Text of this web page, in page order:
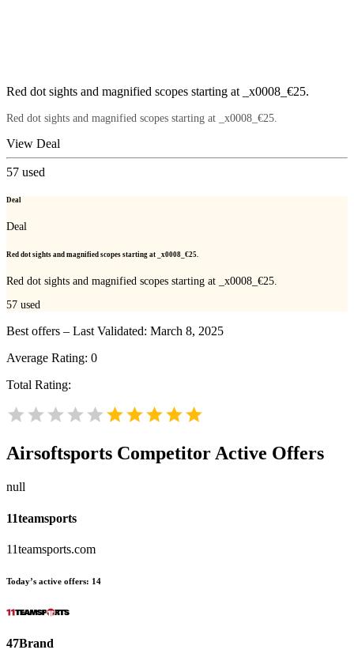
Red dot sights and magnified scopes starting at _x0008_€25.
Red dot sights and magnified scopes starting at _x0008_€25.
View Deal
57 used
Deal
Deal
Red dot sights and magnified scopes starting at _x0008_€25.
Red dot sights and magnified scopes starting at _x0008_€25.
57 used
Best offers – Last Validated: March 8, 2025
Average Rating: 0
Total Rating:
Airsoftsports Competitor Active Offers
null
11teamsports
11teamsports.com
Today’s active offers: 14
47Brand